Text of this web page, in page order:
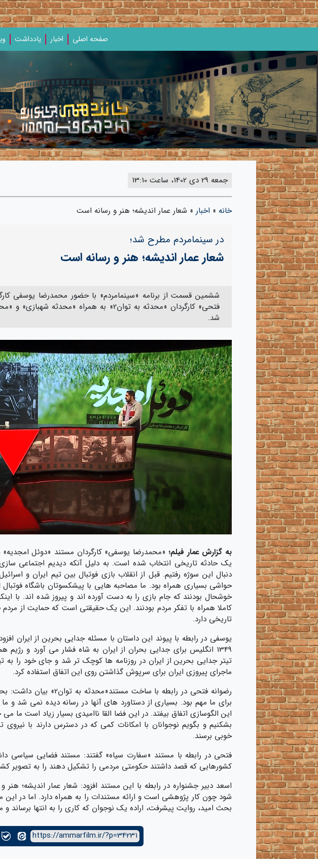
صفحه اصلی اخبار یادداشت‌
جمعه 29 دی 1402، ساعت 13:10
خانه » اخبار » شعار عمار اندیشه؛ هنر و رسانه است
در سینمامردم مطرح شد؛
شعار عمار اندیشه؛ هنر و رسانه است
ششمین قسمت از برنامه «سینمامردم» با حضور محمدرضا یوسفی
فتحی» کارگردان «محدثه به توان2» به همراه
شد.
به گزارش عمار فیلم؛ «محمدرضا یوسفی» کارگردان مستند «دوئل امجدیه»
یک حادثه تاریخی انتخاب شده است. به دلیل آنکه دیدیم اجتماعی
دنبال این سوژه رفتیم. قبل از انقلاب بازی فوتبال بین تیم ایران و
حواشی بسیاری همراه بود. ما مصاحبه هایی با پیشکسوتان باشگاه فوتبال
خوشحال بودنند که جام بازی را به دست آورده اند و پیروز شده اند. با
کاملا همراه با تفکر مردم بودنند. این یک حقیقتی است که حمایت از
تاریخی دارد.
1349 انگلیس برای جدایی بحران از ایران به شاه فشار می آورد و
تیتر جدایی بحرین از ایران در روزنامه ها کوچک تر شد و جای خود را به
ماجرای پیروزی ایران برای سرپوش گذاشتن روی این اتفاق استفاده کرد.
رضوانه فتحی در رابطه با
برای ما مهم بود. بسیاری از دستاورد های آنها در رسانه دیده نمی شد و
این الگوسازی اتفاق بیفتد. در این فضا القا ناامیدی بسیار زیاد است ما
بشکنیم و بگویم نوجوانان با امکانات کمی که در دسترس دارند با
خوبی برسند.
فتحی در رابطه با مستند «سفارت سیاه» گفتند: مستند فضایی
کشورهایی که قصد داشتند حکومتی مردمی را تشکیل دهند را به تصویر
اسعد دبیر جشنواره در رابطه با این مستند افزود: شعار عمار اندیشه؛
شود چون کار پژوهشی است و ارائه مستندات را به همراه دارد. اما در این
بحث امید، روایت پیشرفت، اراده یک نوجوان که کاری را به انتها برساند و
https://ammarfilm.ir/?p=34231